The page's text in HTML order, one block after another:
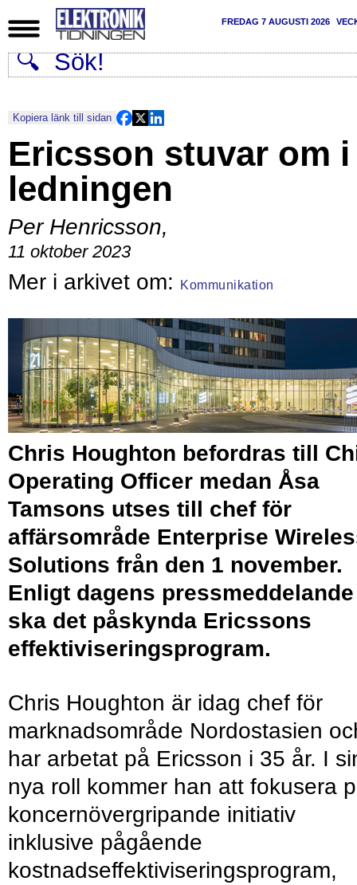
FREDAG 7 AUGUSTI 2026
Kopiera länk till sidan
Ericsson stuvar om i
ledningen
Per Henricsson,
11 oktober 2023
Kommunikation
Chris Houghton befordras till
Operating Officer medan Åsa
Tamsons utses till chef för
affärsområde Enterprise
Solutions från den 1 november.
Enligt dagens pressmeddelande
ska det påskynda Ericssons
effektiviseringsprogram.
Chris Houghton är idag chef för
marknadsområde Nordostasien
har arbetat på Ericsson i 35 år. I
nya roll kommer han att fokusera
koncernövergripande initiativ
inklusive pågående
kostnadseffektiviseringsprogram,